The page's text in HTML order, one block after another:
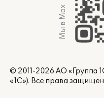
Мы в Max
© 2011-2026 АО «Группа
«1С»). Все права